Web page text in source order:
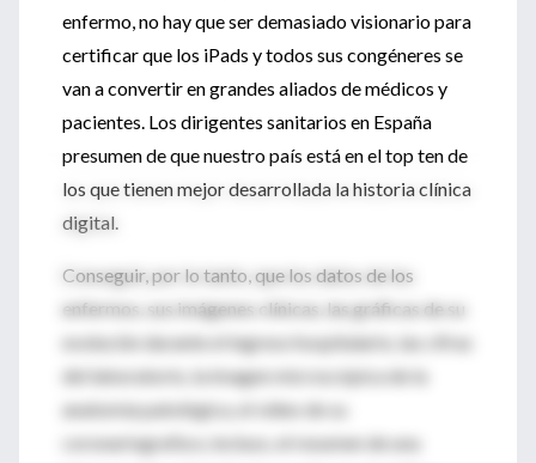
enfermo, no hay que ser demasiado visionario para
certificar que los iPads y todos sus congéneres se
van a convertir en grandes aliados de médicos y
pacientes. Los dirigentes sanitarios en España
presumen de que nuestro país está en el top ten de
los que tienen mejor desarrollada la historia clínica
digital.
Conseguir, por lo tanto, que los datos de los
enfermos, sus imágenes clínicas, las gráficas de su
evolución durante el ingreso hospitalario, las cifras
del laboratorio, la imagen microscópica de la
anatomía patológica, el vídeo de su
coronariografía e, incluso, el resumen de una